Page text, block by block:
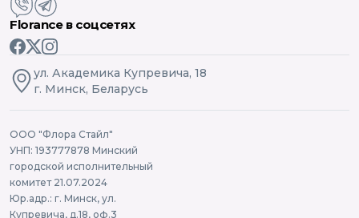
Florance в соцсетях
ул. Академика Купревича, 18
г. Минск, Беларусь
ООО "Флора Стайл"
УНП: 193777878 Минский
городской исполнительный
комитет 21.07.2024
Юр.адр.: г. Минск, ул.
Купревича, д.18, оф.3